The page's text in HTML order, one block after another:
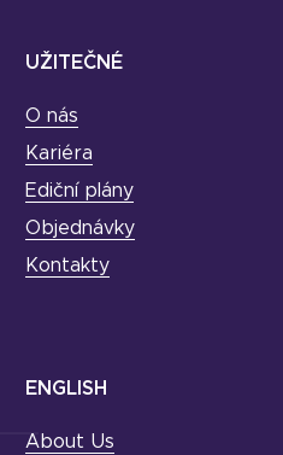
UŽITEČNÉ
O nás
Kariéra
Ediční plány
Objednávky
Kontakty
ENGLISH
About Us